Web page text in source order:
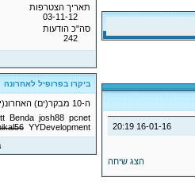
16-01-16
20:19
הצג שיחה
תאריך הצטרפות
03-11-12
סה"כ הודעות
242
ביקרו בפרופיל לאחרונה
ה-10 מבקר(ים) האחרונ(ים) לדף זה היו:
Benda josh88 pcnet
YYDevelopment